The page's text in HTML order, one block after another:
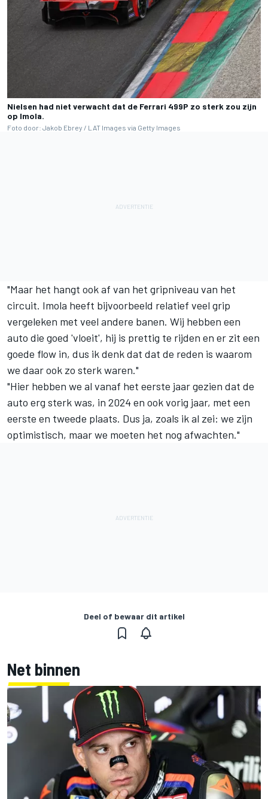
Nielsen had niet verwacht dat de Ferrari 499P zo sterk zou zijn
op Imola.
Foto door: Jakob Ebrey / LAT Images via Getty Images
"Maar het hangt ook af van het gripniveau van het
circuit. Imola heeft bijvoorbeeld relatief veel grip
vergeleken met veel andere banen. Wij hebben een
auto die goed 'vloeit', hij is prettig te rijden en er zit een
goede flow in, dus ik denk dat dat de reden is waarom
we daar ook zo sterk waren."
"Hier hebben we al vanaf het eerste jaar gezien dat de
auto erg sterk was, in 2024 en ook vorig jaar, met een
eerste en tweede plaats. Dus ja, zoals ik al zei: we zijn
optimistisch, maar we moeten het nog afwachten."
Deel of bewaar dit artikel
Net binnen